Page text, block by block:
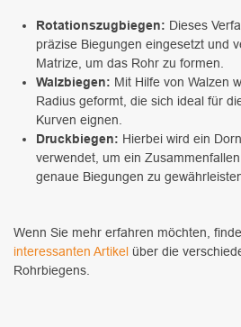
Rotationszugbiegen: Dieses
präzise Biegungen eingesetzt und
Matrize, um das Rohr zu formen.
Walzbiegen: Mit Hilfe von Walzen
Radius geformt, die sich ideal für
Kurven eignen.
Druckbiegen: Hierbei wird ein
verwendet, um ein
genaue Biegungen zu
Wenn Sie mehr erfahren möchten,
interessanten Artikel über die
Rohrbiegens.